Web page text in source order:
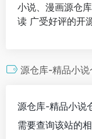
小说、漫画源仓
读 广受好评的开
源仓库-精品小
源仓库-精品小说
需要查询该站的